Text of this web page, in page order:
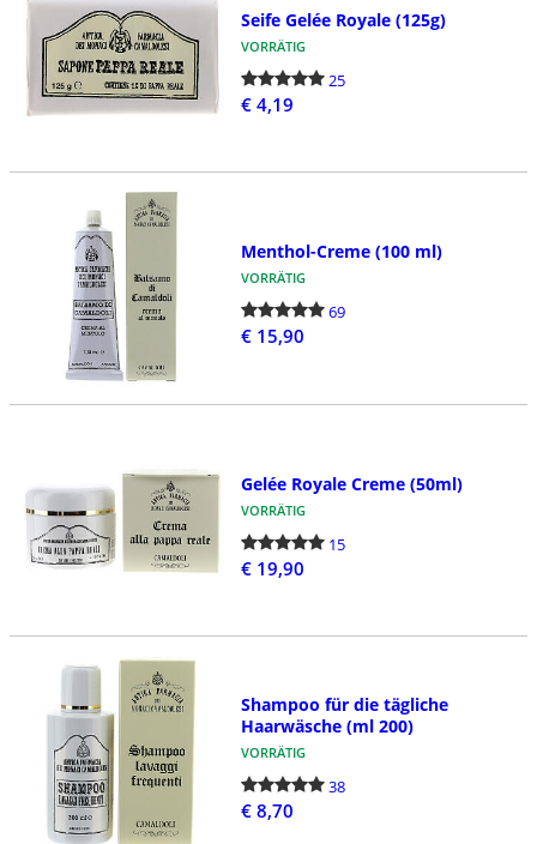
Seife Gelée Royale (125g)
VORRÄTIG
25
€ 4,19
Menthol-Creme (100 ml)
VORRÄTIG
69
€ 15,90
Gelée Royale Creme (50ml)
VORRÄTIG
15
€ 19,90
Shampoo für die tägliche
Haarwäsche (ml 200)
VORRÄTIG
38
€ 8,70